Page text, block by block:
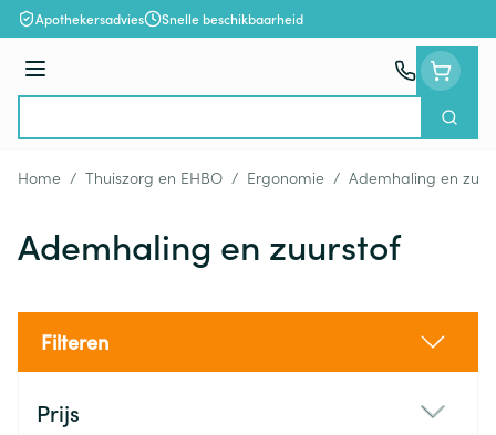
Ga naar de inhoud
Apothekersadvies Snelle beschikbaarheid
Menu
Zoek
Home / Thuiszorg en EHBO / Ergonomie / Ademhaling en
Ademhaling en zuurstof
Filteren
Prijs